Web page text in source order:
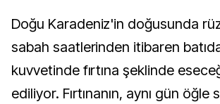
Doğu Karadeniz'in doğusunda
sabah saatlerinden itibaren
kuvvetinde fırtına şeklinde
ediliyor. Fırtınanın, aynı gün öğle